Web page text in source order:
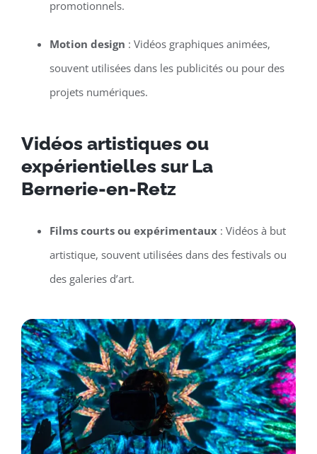
promotionnels.
Motion design : Vidéos graphiques animées,
souvent utilisées dans les publicités ou pour des
projets numériques.
Vidéos artistiques ou
expérientielles sur La
Bernerie-en-Retz
Films courts ou expérimentaux: Vidéos à but
artistique, souvent utilisées dans des festivals ou
des galeries d’art.